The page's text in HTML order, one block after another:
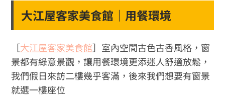
大江屋客家美食館｜用餐環境
［大江屋客家美食館］室內空間古色古香風格，窗
景都有綠意景觀，讓用餐環境更添迷人舒適放鬆，
我們假日來訪二樓幾乎客滿，後來我們想要有窗景
就選一樓座位